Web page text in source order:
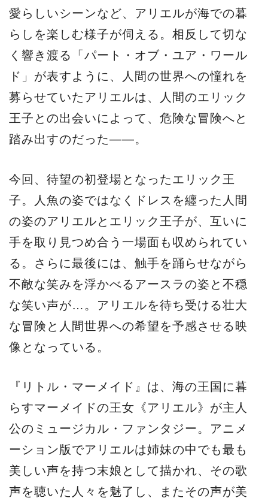
愛らしいシーンなど、アリエルが海での暮
らしを楽しむ様子が伺える。相反して切な
く響き渡る「パート・オブ・ユア・ワール
ド」が表すように、人間の世界への憧れを
募らせていたアリエルは、人間のエリック
王子との出会いによって、危険な冒険へと
踏み出すのだった――。
今回、待望の初登場となったエリック王
子。人魚の姿ではなくドレスを纏った人間
の姿のアリエルとエリック王子が、互いに
手を取り見つめ合う一場面も収められてい
る。さらに最後には、触手を踊らせながら
不敵な笑みを浮かべるアースラの姿と不穏
な笑い声が…。アリエルを待ち受ける壮大
な冒険と人間世界への希望を予感させる映
像となっている。
『リトル・マーメイド』は、海の王国に暮
らすマーメイドの王女《アリエル》が主人
公のミュージカル・ファンタジー。アニメ
ーション版でアリエルは姉妹の中でも最も
美しい声を持つ末娘として描かれ、その歌
声を聴いた人々を魅了し、またその声が美